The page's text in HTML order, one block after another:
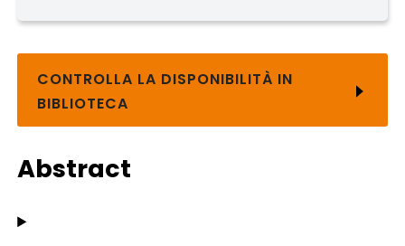
CONTROLLA LA DISPONIBILITÀ IN
BIBLIOTECA
Abstract